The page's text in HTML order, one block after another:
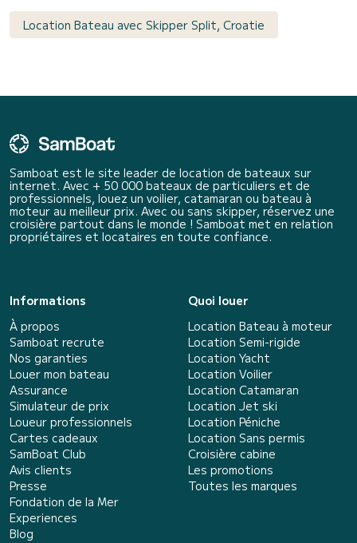
Location Bateau avec Skipper Split, Croatie
Samboat est le site leader de location de bateaux sur
internet. Avec + 50 000 bateaux de particuliers et de
professionnels, louez un voilier, catamaran ou bateau à
moteur au meilleur prix. Avec ou sans skipper, réservez une
croisière partout dans le monde ! Samboat met en relation
propriétaires et locataires en toute confiance.
Informations
À propos
Samboat recrute
Nos garanties
Louer mon bateau
Assurance
Simulateur de prix
Loueur professionnels
Cartes cadeaux
SamBoat Club
Avis clients
Presse
Fondation de la Mer
Experiences
Blog
Quoi louer
Location Bateau à moteur
Location Semi-rigide
Location Yacht
Location Voilier
Location Catamaran
Location Jet ski
Location Péniche
Location Sans permis
Croisière cabine
Les promotions
Toutes les marques